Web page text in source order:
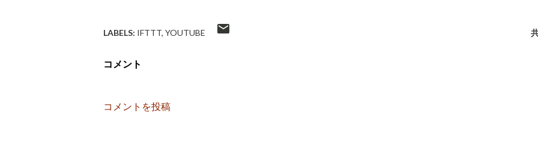
LABELS: IFTTT YOUTUBE
コメント
コメントを投稿